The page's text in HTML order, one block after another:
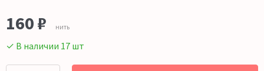
160 ₽ нить
✓ В наличии 17 шт